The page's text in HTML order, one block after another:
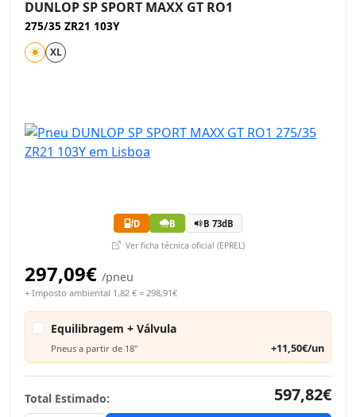
DUNLOP SP SPORT MAXX GT RO1
275/35 ZR21 103Y
XL
D B B 73dB
Ver ficha técnica oficial (EPREL)
297,09€ /pneu
+ Imposto ambiental 1,82 € = 298,91€
Equilibragem + Válvula
Pneus a partir de 18" +11,50€/un
Total Estimado:
597,82€